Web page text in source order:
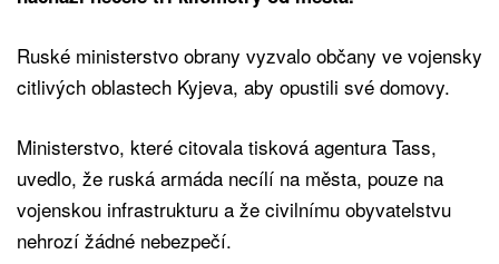
Ruské ministerstvo obrany vyzvalo občany ve vojensky
citlivých oblastech Kyjeva, aby opustili své domovy.
Ministerstvo, které citovala tisková agentura Tass,
uvedlo, že ruská armáda necílí na města, pouze na
vojenskou infrastrukturu a že civilnímu obyvatelstvu
nehrozí žádné nebezpečí.